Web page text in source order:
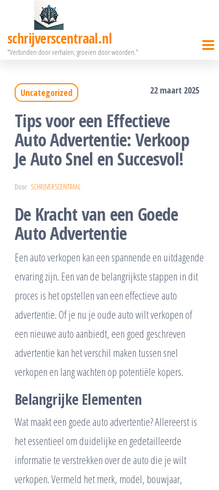
deschrijverscentraal.nl
"Verbinden door verhalen, groeien door woorden."
Uncategorized 22 maart 2025
Tips voor een Effectieve
Auto Advertentie: Verkoop
Je Auto Snel en Succesvol!
Door SCHRIJVERSCENTRAAL
De Kracht van een Goede
Auto Advertentie
Een auto verkopen kan een spannende en uitdagende
ervaring zijn. Een van de belangrijkste stappen in dit
proces is het opstellen van een effectieve auto
advertentie. Of je nu je oude auto wilt verkopen of
een nieuwe auto aanbiedt, een goed geschreven
advertentie kan het verschil maken tussen snel
verkopen en lang wachten op potentiële kopers.
Belangrijke Elementen
Wat maakt een goede auto advertentie? Allereerst is
het essentieel om duidelijke en gedetailleerde
informatie te verstrekken over de auto die je wilt
verkopen. Vermeld het merk, model, bouwjaar,